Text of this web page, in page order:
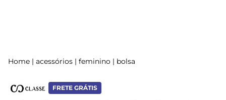
Home | acessórios | feminino | bolsa
FRETE GRÁTIS